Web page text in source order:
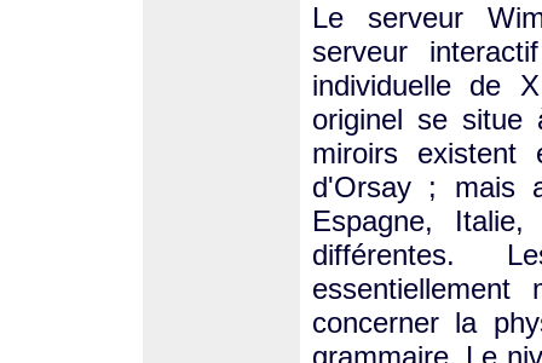
Le serveur
serveur
individuelle de
originel se situe
miroirs existent
d'Orsay ; mais
Espagne,
différentes.
essentiellement
concerner la
grammaire. Le